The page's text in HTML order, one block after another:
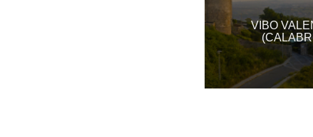
VIBO